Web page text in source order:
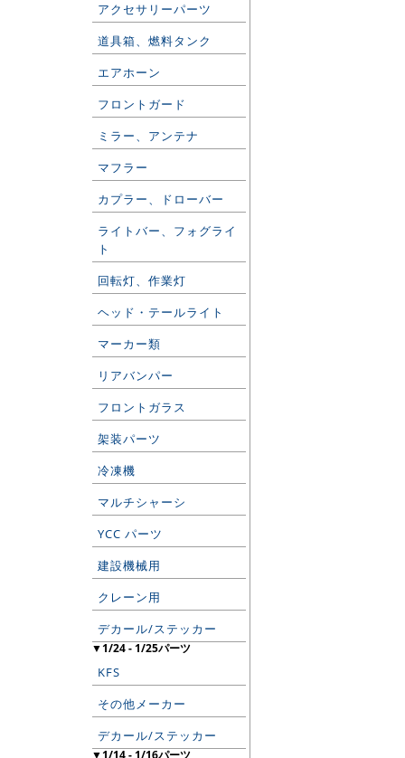
アクセサリーパーツ
道具箱、燃料タンク
エアホーン
フロントガード
ミラー、アンテナ
マフラー
カプラー、ドローバー
ライトバー、フォグライ
ト
回転灯、作業灯
ヘッド・テールライト
マーカー類
リアバンパー
フロントガラス
架装パーツ
冷凍機
マルチシャーシ
YCC パーツ
建設機械用
クレーン用
デカール/ステッカー
▼1/24 - 1/25パーツ
KFS
その他メーカー
デカール/ステッカー
▼1/14 - 1/16パーツ